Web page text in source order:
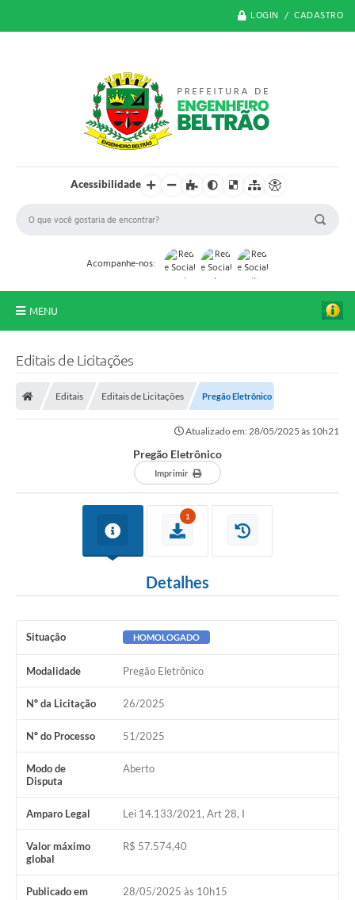
LOGIN / CADASTRO
Acessibilidade
Acompanhe-nos:
MENU
A Prefeitura
Galeria de Fotos
Contratos
Audiências Públicas
Arquivos para Download
Contas Públicas
Links
Serviços Online
Editais de Licitações
Editais Editais de Licitações Pregão Eletrônico
Atualizado em: 28/05/2025 às 10h21
Pregão Eletrônico
Imprimir
1
Detalhes
Situação HOMOLOGADO
Modalidade Pregão Eletrônico
Nº da Licitação 26/2025
Nº do Processo 51/2025
Modo de
Disputa
Aberto
Amparo Legal Lei 14.133/2021, Art 28, I
Valor máximo
global
R$ 57.574,40
Publicado em 28/05/2025 às 10h15